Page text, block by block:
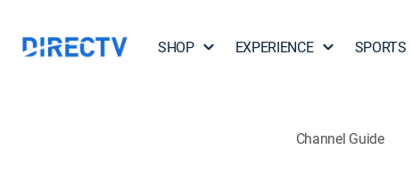
SHOP EXPERIENCE SPORTS
Channel Guide